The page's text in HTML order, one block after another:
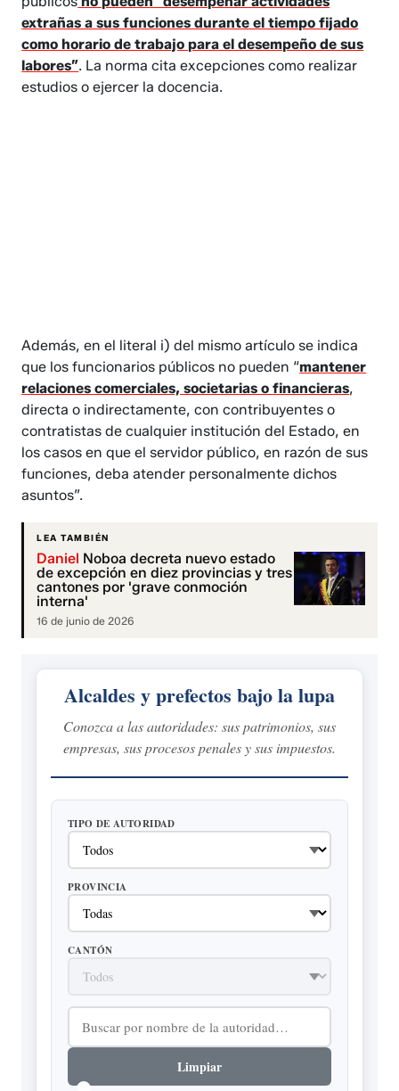
extrañas a sus funciones durante el tiempo fijado
como horario de trabajo para el desempeño de sus
labores”. La norma cita excepciones como realizar
estudios o ejercer la docencia.
Además, en el literal i) del mismo artículo se indica
que los funcionarios públicos no pueden “mantener
relaciones comerciales, societarias o financieras,
directa o indirectamente, con contribuyentes o
contratistas de cualquier institución del Estado, en
los casos en que el servidor público, en razón de sus
funciones, deba atender personalmente dichos
asuntos”.
LEA TAMBIÉN
Daniel Noboa decreta nuevo estado
de excepción en diez provincias y tres
cantones por 'grave conmoción
interna'
16 de junio de 2026